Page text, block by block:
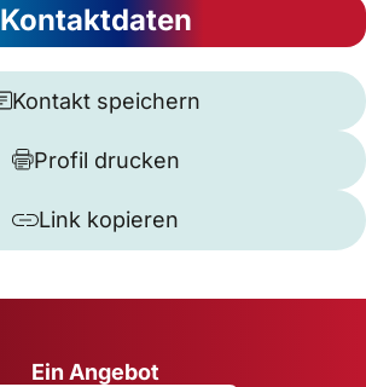
Kontaktdaten
Kontakt speichern
Profil drucken
Link kopieren
Ein Angebot